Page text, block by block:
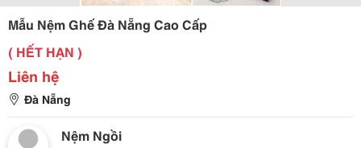
Mẫu Nệm Ghế Đà Nẵng Cao Cấp
( HẾT HẠN )
Liên hệ
Đà Nẵng
Nệm Ngồi